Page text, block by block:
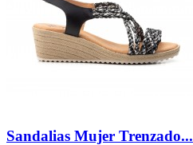
Sandalias Mujer Trenzado...